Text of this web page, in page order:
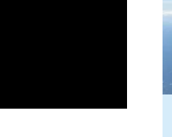
هواپیمای مرموز E-11A BACN چیست؟